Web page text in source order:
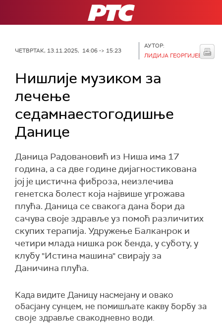
РТС
ЧЕТВРТАК, 13.11.2025, 14:06 -> 15:23
АУТОР:
ЛИДИЈА ГЕОРГИЈЕВ
Нишлије музиком за
лечење
седамнаестогодишње
Данице
Даница Радовановић из Ниша има 17
година, а са две године дијагностикована
јој је цистична фиброза, неизлечива
генетска болест која највише угрожава
плућа. Даница се свакога дана бори да
сачува своје здравље уз помоћ различитих
скупих терапија. Удружење Балканрок и
четири млада нишка рок бенда, у суботу, у
клубу "Истина машина" свирају за
Даничина плућа.
Kада видите Даницу насмејану и овако
обасјану сунцем, не помишљате какву борбу за
своје здравље свакодневно води.